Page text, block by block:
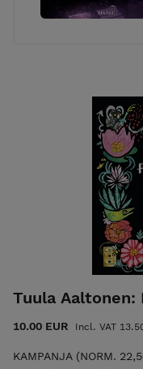
Tuula
10.00 EUR Incl. VAT
KAMPANJA (NORM. 22,50 €) Ihmeellinen